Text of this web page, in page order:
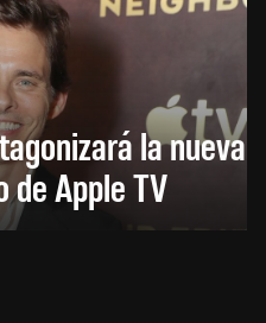
la nueva
de Apple TV